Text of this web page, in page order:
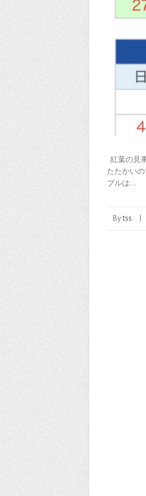
紅葉の見
たたかい
ブルは…
Bytss |